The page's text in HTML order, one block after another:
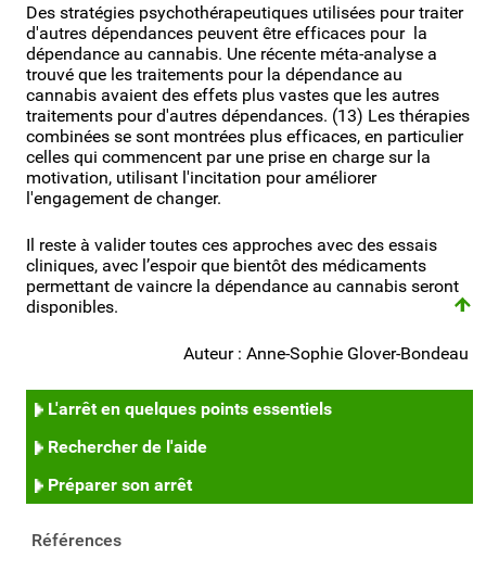
Des stratégies psychothérapeutiques utilisées pour traiter
d'autres dépendances peuvent être efficaces pour la
dépendance au cannabis. Une récente méta-analyse a
trouvé que les traitements pour la dépendance au
cannabis avaient des effets plus vastes que les autres
traitements pour d'autres dépendances. (13) Les thérapies
combinées se sont montrées plus efficaces, en particulier
celles qui commencent par une prise en charge sur la
motivation, utilisant l'incitation pour améliorer
l'engagement de changer.
Il reste à valider toutes ces approches avec des essais
cliniques, avec l’espoir que bientôt des médicaments
permettant de vaincre la dépendance au cannabis seront
disponibles.
Auteur : Anne-Sophie Glover-Bondeau
L'arrêt en quelques points essentiels
Rechercher de l'aide
Préparer son arrêt
Références